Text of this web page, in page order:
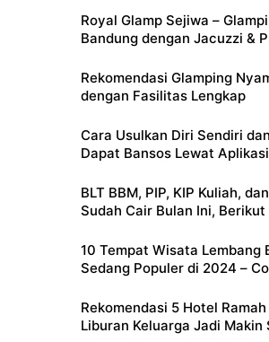
Royal Glamp Sejiwa –
Bandung dengan Jacuzzi &
Rekomendasi Glamping
dengan Fasilitas Lengkap
Cara Usulkan Diri Sendiri
Dapat Bansos Lewat
BLT BBM, PIP, KIP Kuliah,
Sudah Cair Bulan Ini,
10 Tempat Wisata Lembang
Sedang Populer di 2024 –
Rekomendasi 5 Hotel
Liburan Keluarga Jadi Makin